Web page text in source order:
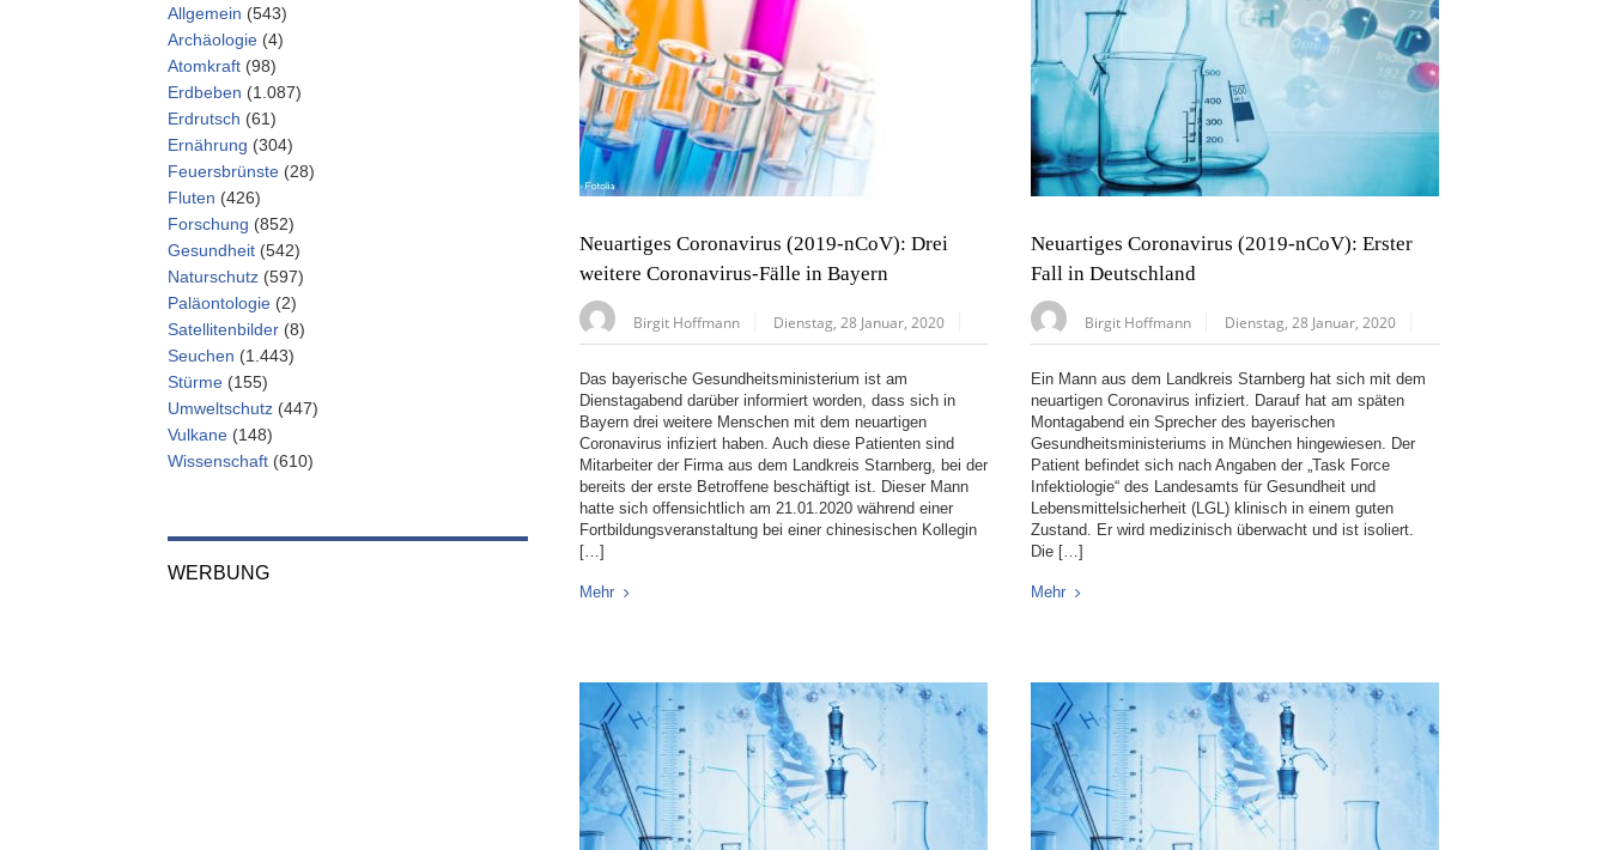
Neuartiges Coronavirus (2019-nCoV): Drei
weitere Coronavirus-Fälle in Bayern
Birgit Hoffmann Dienstag, 28 Januar, 2020
Das bayerische Gesundheitsministerium ist am
Dienstagabend darüber informiert worden, dass sich in
Bayern drei weitere Menschen mit dem neuartigen
Coronavirus infiziert haben. Auch diese Patienten sind
Mitarbeiter der Firma aus dem Landkreis Starnberg, bei der
bereits der erste Betroffene beschäftigt ist. Dieser Mann
hatte sich offensichtlich am 21.01.2020 während einer
Fortbildungsveranstaltung bei einer chinesischen Kollegin
[…]
Mehr
Neuartiges Coronavirus (2019-nCoV): Erster
Fall in Deutschland
Birgit Hoffmann Dienstag, 28 Januar, 2020
Ein Mann aus dem Landkreis Starnberg hat sich mit dem
neuartigen Coronavirus infiziert. Darauf hat am späten
Montagabend ein Sprecher des bayerischen
Gesundheitsministeriums in München hingewiesen. Der
Patient befindet sich nach Angaben der „Task Force
Infektiologie“ des Landesamts für Gesundheit und
Lebensmittelsicherheit (LGL) klinisch in einem guten
Zustand. Er wird medizinisch überwacht und ist isoliert.
Die […]
Mehr
Allgemein (543)
Archäologie (4)
Atomkraft (98)
Erdbeben (1.087)
Erdrutsch (61)
Ernährung (304)
Feuersbrünste (28)
Fluten (426)
Forschung (852)
Gesundheit (542)
Naturschutz (597)
Paläontologie (2)
Satellitenbilder (8)
Seuchen (1.443)
Stürme (155)
Umweltschutz (447)
Vulkane (148)
Wissenschaft (610)
WERBUNG